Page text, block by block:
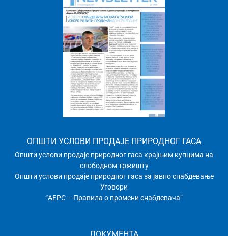
ОПШТИ УСЛОВИ ПРОДАЈЕ ПРИРОДНОГ ГАСА
Општи услови продаје природног гаса крајњим купцима на
слободном тржишту
Општи услови продаје природног гаса за јавно снабдевање
Уговори
“АЕРС – Правила о промени снабдевача”